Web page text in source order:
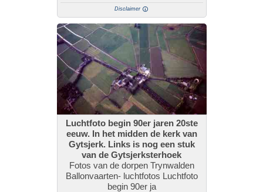
Disclaimer
Luchtfoto begin 90er jaren 20ste
eeuw. In het midden de kerk van
Gytsjerk. Links is nog een stuk
van de Gytsjerksterhoek
Fotos van de dorpen Trynwalden
Ballonvaarten- luchtfotos Luchtfoto
begin 90er ja